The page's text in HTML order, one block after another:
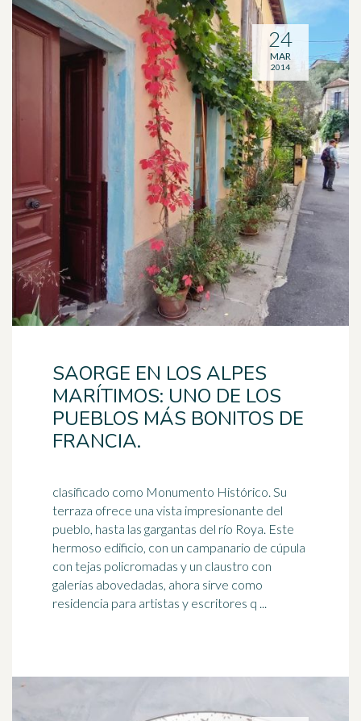
SAORGE EN LOS ALPES
MARÍTIMOS: UNO DE LOS
PUEBLOS MÁS BONITOS DE
FRANCIA.
clasificado como Monumento Histórico. Su
terraza ofrece una vista impresionante del
pueblo, hasta las gargantas del río Roya. Este
hermoso edificio, con un campanario de cúpula
con tejas policromadas y un claustro con
galerías abovedadas, ahora sirve como
residencia para artistas y escritores q ...
24
MAR
2014